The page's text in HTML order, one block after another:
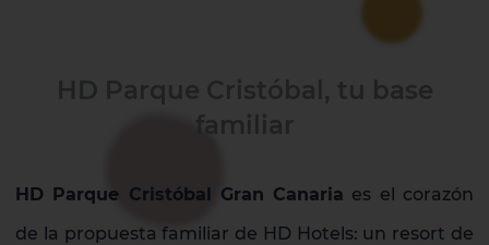
HD Parque Cristóbal Gran Canaria es el corazón
de la propuesta familiar de HD Hotels: un resort de